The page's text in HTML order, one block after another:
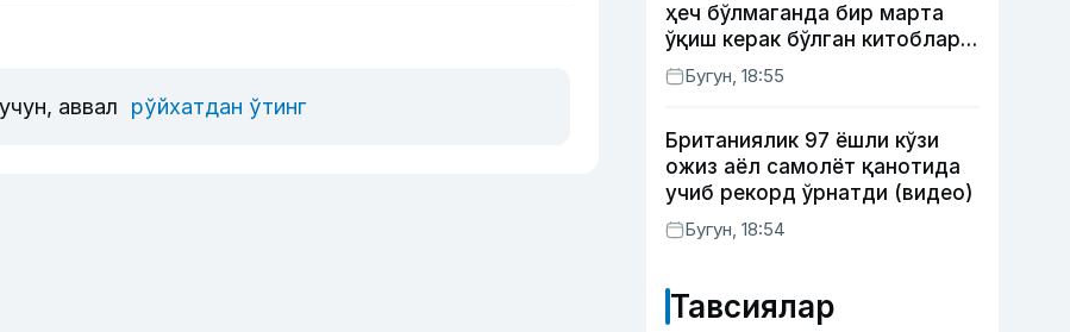
аввал рўйхатдан ўтинг
ҳеч бўлмаганда бир марта
ўқиш керак бўлган китоблар
(II қисм)
Бугун, 18:55
Британиялик 97 ёшли кўзи
ожиз аёл самолёт қанотида
учиб рекорд ўрнатди (видео)
Бугун, 18:54
Тавсиялар